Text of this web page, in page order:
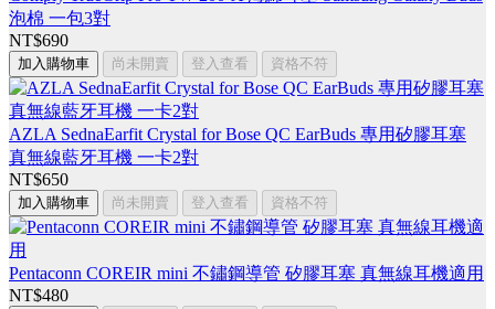
泡棉 一包3對
NT$690
加入購物車 尚未開賣 登入查看 資格不符
AZLA SednaEarfit Crystal for Bose QC EarBuds 專用矽膠耳塞
真無線藍牙耳機 一卡2對
NT$650
加入購物車 尚未開賣 登入查看 資格不符
Pentaconn COREIR mini 不鏽鋼導管 矽膠耳塞 真無線耳機適用
NT$480